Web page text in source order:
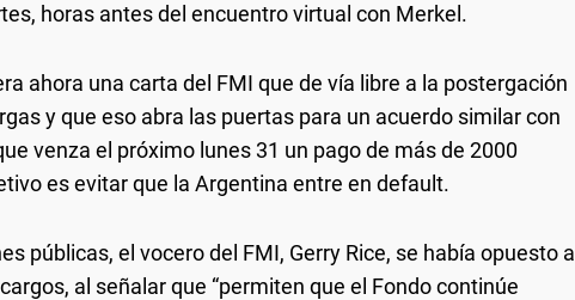
horas antes del encuentro virtual con Merkel.
ahora una carta del FMI que de vía libre a la postergación
y que eso abra las puertas para un acuerdo similar con
venza el próximo lunes 31 un pago de más de 2000
es evitar que la Argentina entre en default.
públicas, el vocero del FMI, Gerry Rice, se había opuesto a
al señalar que “permiten que el Fondo continúe